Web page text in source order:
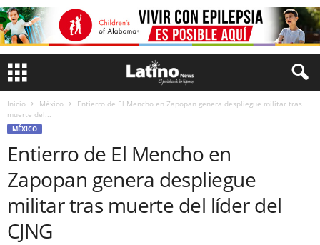
Inicio México
Entierro de El Mencho en Zapopan genera despliegue militar tras
muerte del...
MÉXICO
Entierro de El Mencho en
Zapopan genera despliegue
militar tras muerte del líder del
CJNG